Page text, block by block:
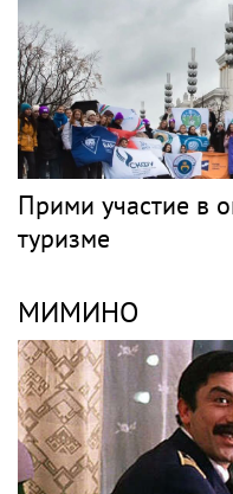
Прими участие в
туризме
МИМИНО